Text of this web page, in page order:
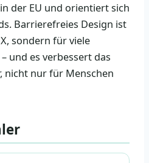
der EU und orientiert sich
Barrierefreies Design ist
sondern für viele
und es verbessert das
nicht nur für Menschen